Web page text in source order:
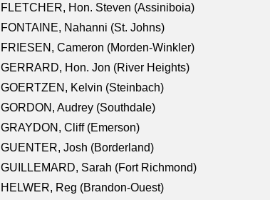
FLETCHER, Hon. Steven (Assiniboia)
FONTAINE, Nahanni (St. Johns)
FRIESEN, Cameron (Morden-Winkler)
GERRARD, Hon. Jon (River Heights)
GOERTZEN, Kelvin (Steinbach)
GORDON, Audrey (Southdale)
GRAYDON, Cliff (Emerson)
GUENTER, Josh (Borderland)
GUILLEMARD, Sarah (Fort Richmond)
HELWER, Reg (Brandon-Ouest)